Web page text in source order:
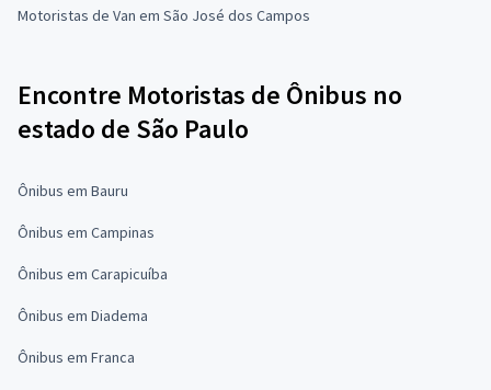
Motoristas de Van em São José dos Campos
Encontre Motoristas de Ônibus no
estado de São Paulo
Ônibus em Bauru
Ônibus em Campinas
Ônibus em Carapicuíba
Ônibus em Diadema
Ônibus em Franca